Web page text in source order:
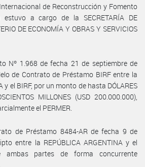
de Reconstrucción y Fomento
estuvo a cargo de la SECRETARÍA DE
DE ECONOMÍA Y OBRAS Y SERVICIOS
Nº 1.968 de fecha 21 de septiembre de
de Contrato de Préstamo BIRF entre la
y el BIRF, por un monto de hasta DÓLARES
MILLONES (USD 200.000.000),
el PERMER.
de Préstamo 8484-AR de fecha 9 de
entre la REPÚBLICA ARGENTINA y el
ambas partes de forma concurrente